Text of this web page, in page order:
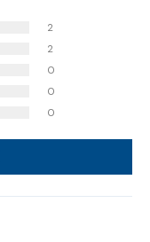
いとなります。
2
2
0
0
0